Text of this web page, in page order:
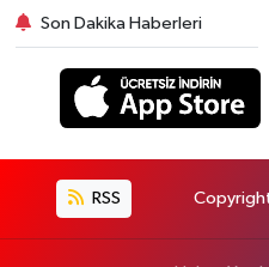
Son Dakika Haberleri
RSS